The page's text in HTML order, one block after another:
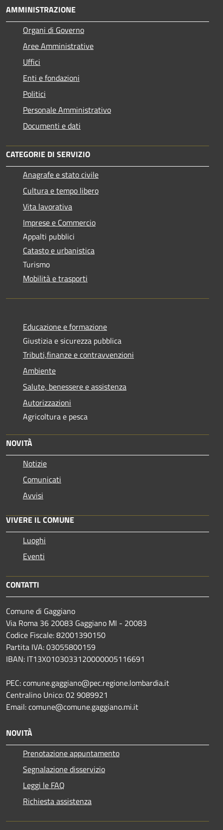
AMMINISTRAZIONE
Organi di Governo
Aree Amministrative
Uffici
Enti e fondazioni
Politici
Personale Amministrativo
Documenti e dati
CATEGORIE DI SERVIZIO
Anagrafe e stato civile
Cultura e tempo libero
Vita lavorativa
Imprese e Commercio
Appalti pubblici
Catasto e urbanistica
Turismo
Mobilità e trasporti
Educazione e formazione
Giustizia e sicurezza pubblica
Tributi,finanze e contravvenzioni
Ambiente
Salute, benessere e assistenza
Autorizzazioni
Agricoltura e pesca
NOVITÀ
Notizie
Comunicati
Avvisi
VIVERE IL COMUNE
Luoghi
Eventi
CONTATTI
Comune di Gaggiano
Via Roma 36 20083 Gaggiano MI - 20083
Codice Fiscale: 82001390150
Partita IVA: 03055800159
IBAN: IT13X0103033120000005116691
PEC: comune.gaggiano@pec.regione.lombardia.it
Centralino Unico: 02 9089921
Email: comune@comune.gaggiano.mi.it
NOVITÀ
Prenotazione appuntamento
Segnalazione disservizio
Leggi le FAQ
Richiesta assistenza